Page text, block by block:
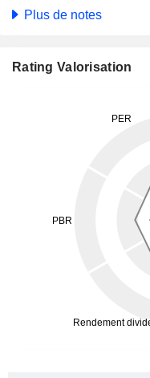
Plus de notes
Rating Valorisation